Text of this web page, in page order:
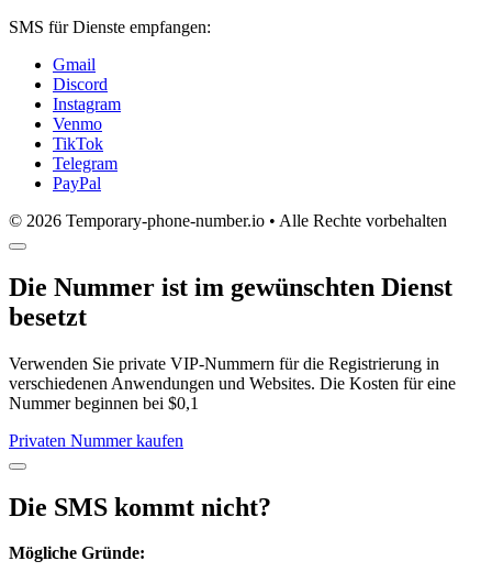
SMS für Dienste empfangen:
Gmail
Discord
Instagram
Venmo
TikTok
Telegram
PayPal
© 2026 Temporary-phone-number.io • Alle Rechte vorbehalten
Die Nummer ist im gewünschten Dienst
besetzt
Verwenden Sie private VIP-Nummern für die Registrierung in
verschiedenen Anwendungen und Websites. Die Kosten für eine
Nummer beginnen bei $0,1
Privaten Nummer kaufen
Die SMS kommt nicht?
Mögliche Gründe: